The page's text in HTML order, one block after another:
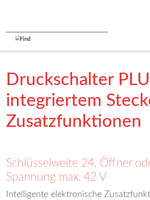
Druckschalter
integriertem
Zusatzfunktionen
Schlüsselweite 24, Öffner
Spannung max. 42 V
Intelligente elektronische